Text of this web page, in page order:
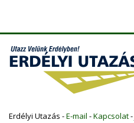
Erdélyi Utazás -E-mail -Kapcsolat-